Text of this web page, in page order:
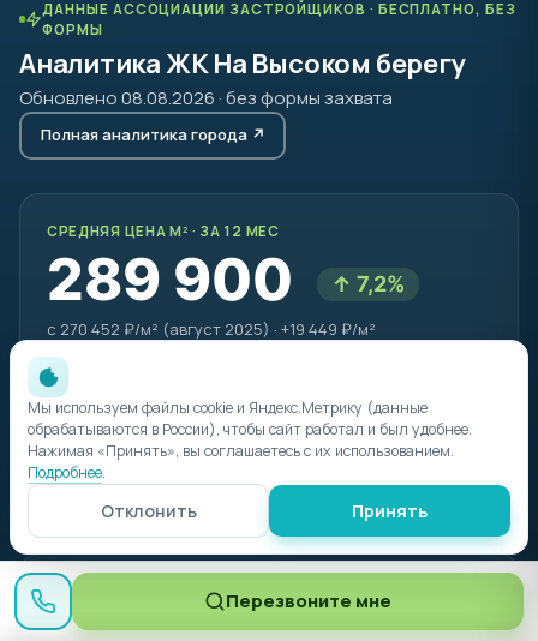
ДАННЫЕ АССОЦИАЦИИ ЗАСТРОЙЩИКОВ · БЕСПЛАТНО, БЕЗ
ФОРМЫ
Аналитика ЖК На Высоком берегу
Обновлено 08.08.2026 · без формы захвата
Полная аналитика города ↗
СРЕДНЯЯ ЦЕНА М² · ЗА 12 МЕС
289 900 ↑ 7,2%
с 270 452 ₽/м² (август 2025) · +19 449 ₽/м²
СКОРОСТЬ ПРОДАЖ
32 кв/мес
в 1,4× выше средней по Анапе
РЕЙТИНГ ПО ДИНАМИКЕ
№8 из 19
Мы используем файлы cookie и Яндекс.Метрику (данные
обрабатываются в России), чтобы сайт работал и был удобнее.
Нажимая «Принять», вы соглашаетесь с их использованием.
Подробнее.
Отклонить Принять
Перезвоните мне